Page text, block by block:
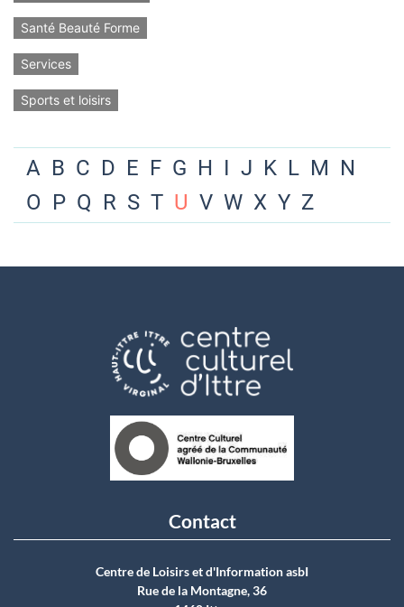
Santé Beauté Forme
Services
Sports et loisirs
A B C D E F G H I J K L M N
O P Q R S T U V W X Y Z
Contact
Centre de Loisirs et d'Information asbI
Rue de la Montagne, 36